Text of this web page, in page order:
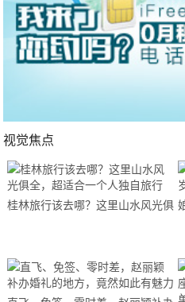
视觉焦点
桂林旅行该去哪？这里山水风光俱